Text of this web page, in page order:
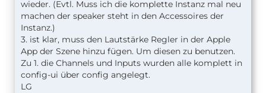
wieder. (Evtl. Muss ich die komplette Instanz mal neu
machen der speaker steht in den Accessoires der
Instanz.)
3. ist klar, muss den Lautstärke Regler in der Apple
App der Szene hinzu fügen. Um diesen zu benutzen.
Zu 1. die Channels und Inputs wurden alle komplett in
config-ui über config angelegt.
LG